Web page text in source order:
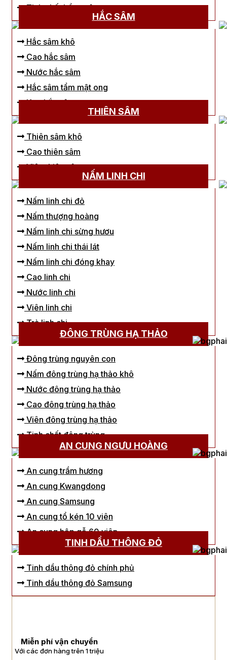
Tinh chất hồng sâm
HẮC SÂM
Hắc sâm khô
Cao hắc sâm
Nước hắc sâm
Hắc sâm tẩm mật ong
Kẹo hắc sâm
THIÊN SÂM
Thiên sâm khô
Cao thiên sâm
Viên thiên sâm
NẤM LINH CHI
Nấm linh chi đỏ
Nấm thượng hoàng
Nấm linh chi sừng hươu
Nấm linh chi thái lát
Nấm linh chi đóng khay
Cao linh chi
Nước linh chi
Viên linh chi
Trà linh chi
ĐÔNG TRÙNG HẠ THẢO
Đông trùng nguyên con
Nấm đông trùng hạ thảo khô
Nước đông trùng hạ thảo
Cao đông trùng hạ thảo
Viên đông trùng hạ thảo
Tinh chất đông trùng
AN CUNG NGƯU HOÀNG
An cung trầm hương
An cung Kwangdong
An cung Samsung
An cung tổ kén 10 viên
An cung hộp gỗ 60 viên
TINH DẦU THÔNG ĐỎ
Tinh dầu thông đỏ chính phủ
Tinh dầu thông đỏ Samsung
Miễn phí vận chuyển
Với các đơn hàng trên 1 triệu